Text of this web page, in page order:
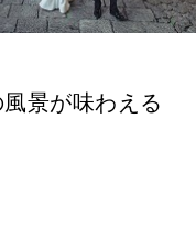
景が味わえる